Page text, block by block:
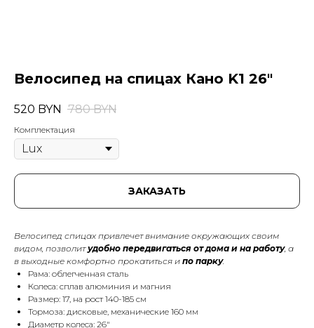
Велосипед на спицах Кано K1 26"
520 BYN 780 BYN
Комплектация
ЗАКАЗАТЬ
Велосипед спицах привлечет внимание окружающих своим
видом, позволитудобно передвигаться от дома и на работу, а
в выходные комфортно прокатиться и по парку.
Рама: облегченная сталь
Колеса: сплав алюминия и магния
Размер: 17, на рост 140-185 см
Тормоза: дисковые, механические 160 мм
Диаметр колеса: 26"